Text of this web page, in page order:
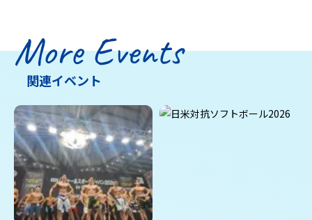
More Events
関連イベント